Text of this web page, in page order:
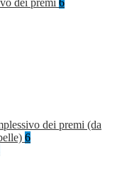
dei premi 6
dei premi (da
6